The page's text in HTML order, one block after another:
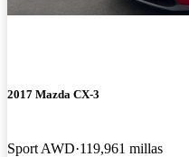
2017 Mazda CX-3
Sport AWD 119,961 millas